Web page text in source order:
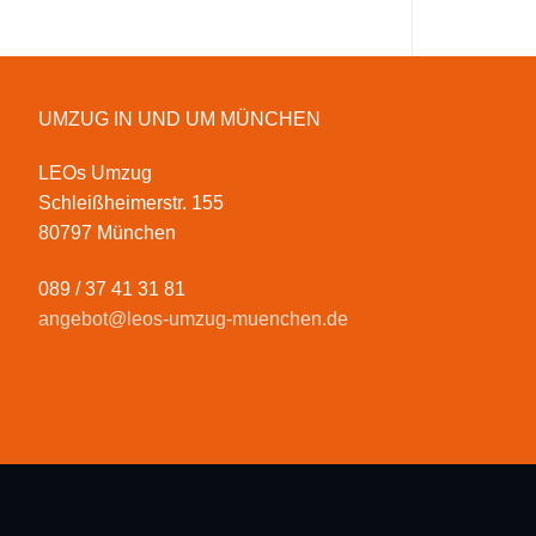
UMZUG IN UND UM MÜNCHEN
LEOs Umzug
Schleißheimerstr. 155
80797 München
089 / 37 41 31 81
angebot@leos-umzug-muenchen.de